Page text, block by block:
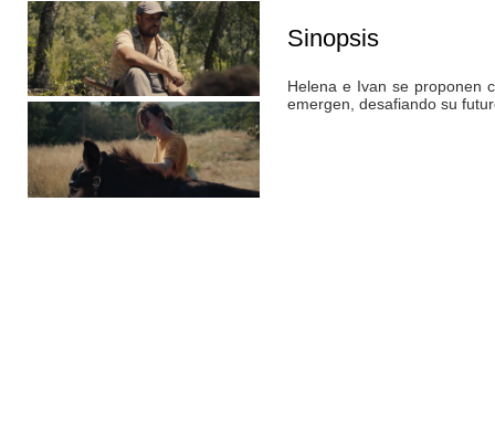
Sinopsis
Helena e Ivan se proponen
emergen, desafiando su